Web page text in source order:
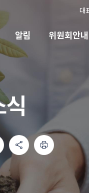
대
알림 위원회안내